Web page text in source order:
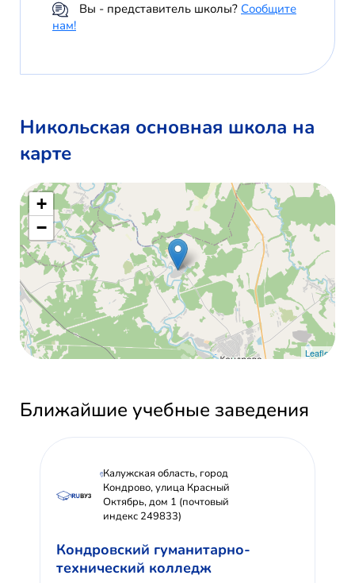
Вы - представитель школы? Сообщите
нам!
Никольская основная школа на
карте
+
−
Leaflet
Ближайшие учебные заведения
Калужская область, город
Кондрово, улица Красный
Октябрь, дом 1 (почтовый
индекс 249833)
Кондровский гуманитарно-
технический колледж